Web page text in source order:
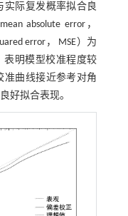
实际复发概率拟合良
absolute error，
error， MSE）为
表明模型校准程度较
准曲线接近参考对角
好拟合表现。